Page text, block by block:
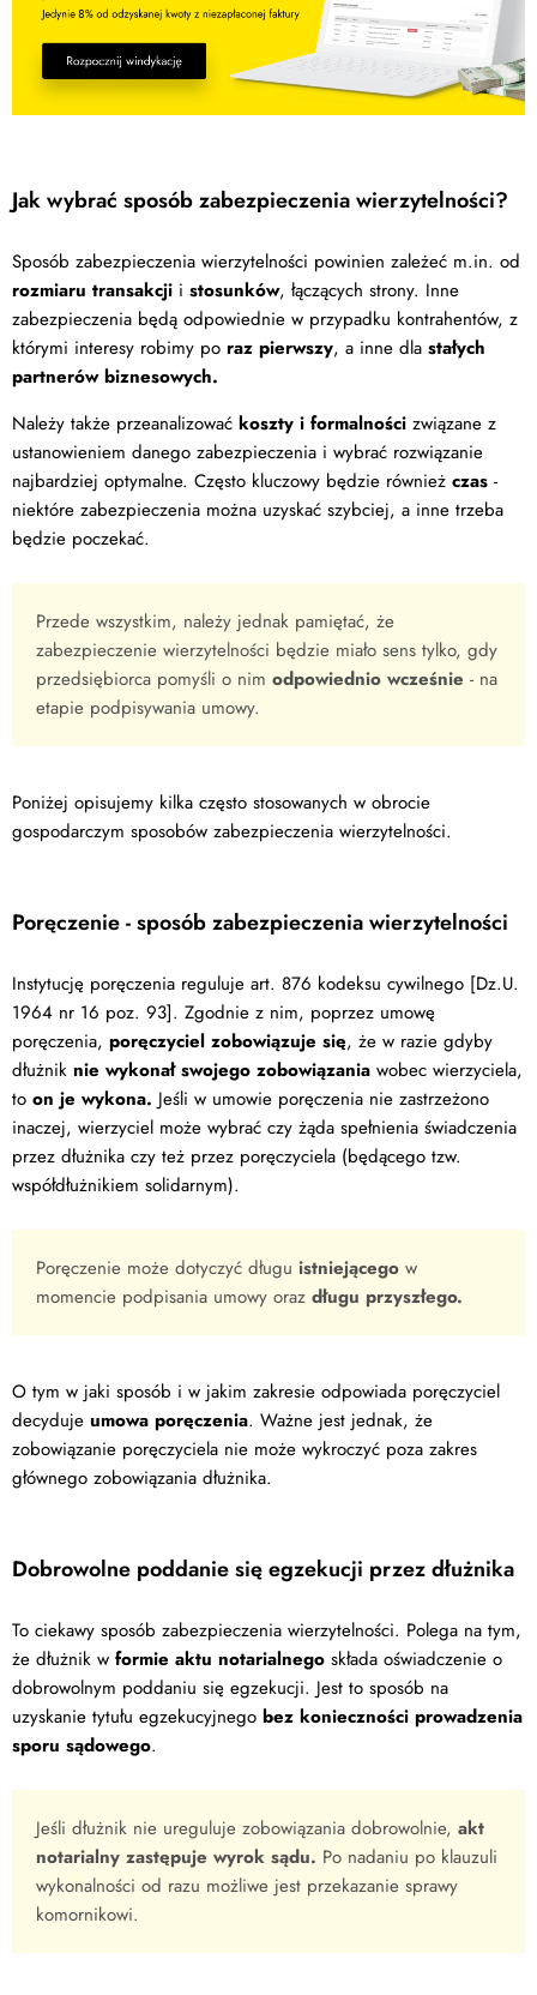
Jak wybrać sposób zabezpieczenia wierzytelności?
Sposób zabezpieczenia wierzytelności powinien zależeć m.in. od
rozmiaru transakcji i stosunków, łączących strony. Inne
zabezpieczenia będą odpowiednie w przypadku kontrahentów, z
którymi interesy robimy po raz pierwszy, a inne dla stałych
partnerów biznesowych.
Należy także przeanalizować koszty i formalności związane z
ustanowieniem danego zabezpieczenia i wybrać rozwiązanie
najbardziej optymalne. Często kluczowy będzie również czas -
niektóre zabezpieczenia można uzyskać szybciej, a inne trzeba
będzie poczekać.
Przede wszystkim, należy jednak pamiętać, że
zabezpieczenie wierzytelności będzie miało sens tylko, gdy
przedsiębiorca pomyśli o nim odpowiednio wcześnie - na
etapie podpisywania umowy.
Poniżej opisujemy kilka często stosowanych w obrocie
gospodarczym sposobów zabezpieczenia wierzytelności.
Poręczenie - sposób zabezpieczenia wierzytelności
Instytucję poręczenia reguluje art. 876 kodeksu cywilnego [Dz.U.
1964 nr 16 poz. 93]. Zgodnie z nim, poprzez umowę
poręczenia, poręczyciel zobowiązuje się, że w razie gdyby
dłużnik nie wykonał swojego zobowiązania wobec wierzyciela,
to on je wykona. Jeśli w umowie poręczenia nie zastrzeżono
inaczej, wierzyciel może wybrać czy żąda spełnienia świadczenia
przez dłużnika czy też przez poręczyciela (będącego tzw.
współdłużnikiem solidarnym).
Poręczenie może dotyczyć długu istniejącego w
momencie podpisania umowy oraz długu przyszłego.
O tym w jaki sposób i w jakim zakresie odpowiada poręczyciel
decyduje umowa poręczenia. Ważne jest jednak, że
zobowiązanie poręczyciela nie może wykroczyć poza zakres
głównego zobowiązania dłużnika.
Dobrowolne poddanie się egzekucji przez dłużnika
To ciekawy sposób zabezpieczenia wierzytelności. Polega na tym,
że dłużnik w formie aktu notarialnego składa oświadczenie o
dobrowolnym poddaniu się egzekucji. Jest to sposób na
uzyskanie tytułu egzekucyjnego bez konieczności prowadzenia
sporu sądowego.
Jeśli dłużnik nie ureguluje zobowiązania dobrowolnie, akt
notarialny zastępuje wyrok sądu. Po nadaniu po klauzuli
wykonalności od razu możliwe jest przekazanie sprawy
komornikowi.